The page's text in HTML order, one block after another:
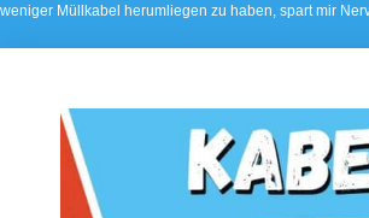
weniger Müllkabel herumliegen zu haben, spart mir